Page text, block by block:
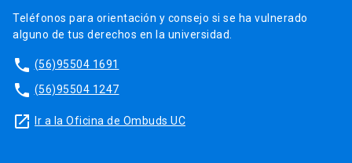
Teléfonos para orientación y consejo si se ha vulnerado
alguno de tus derechos en la universidad.
phone (56)95504 1691
phone (56)95504 1247
launch Ir a la Oficina de Ombuds UC